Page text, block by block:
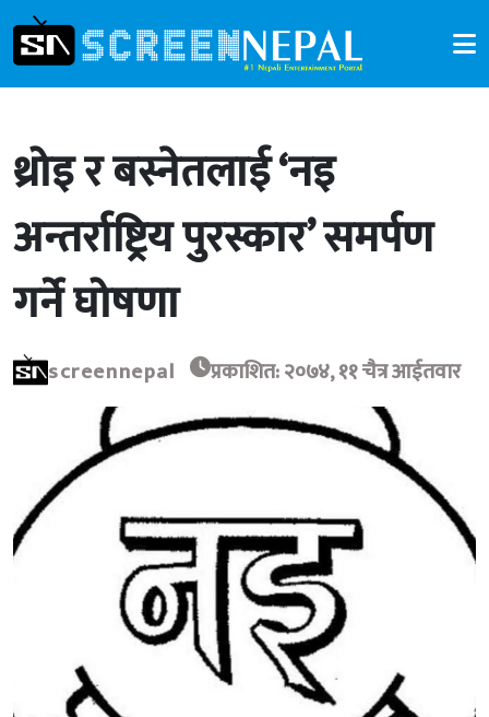
थ्रोइ र बस्नेतलाई ‘नइ
अन्तर्राष्ट्रिय पुरस्कार’ समर्पण
गर्ने घोषणा
screennepal प्रकाशित: २०७४, ११ चैत्र आईतवार